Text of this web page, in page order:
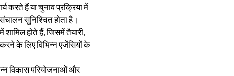
करते हैं या चुनाव प्रक्रिया में
सुनिश्चित होता है।
शामिल होते हैं, जिसमें तैयारी,
के लिए विभिन्न एजेंसियों के
विकास परियोजनाओं और